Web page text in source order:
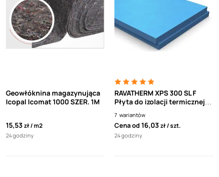
Geowłóknina magazynująca
Icopal Icomat 1000 SZER. 1M
15,53zł m2
24 godziny
RAVATHERM XPS 300 SL F
Płyta do izolacji termicznej
60 x 125 cm(polistyren
ekstrudowany XPS,
styrodur) 0,75m2
7 wariantów
Cena od16,03zł szt.
24 godziny